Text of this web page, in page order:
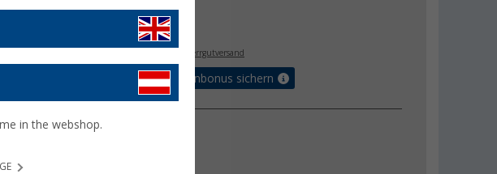
168,- €
zzgl. Sperrgutversand
€ Vorteilskartenbonus sichern
Farbe
in the webshop.